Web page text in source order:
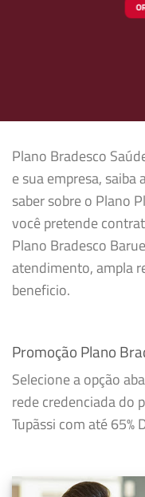
Plano Bradesco
e sua empresa,
saber sobre o Plano
você pretende
Plano Bradesco
atendimento, ampla
beneficio.
Promoção Plano
Selecione a opção
rede credenciada do
Tupãssi com até 65%